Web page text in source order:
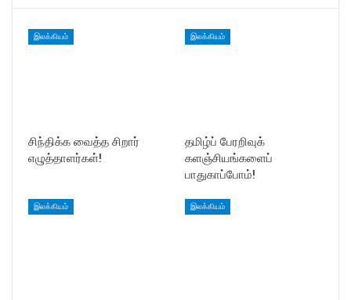
இலக்கியம்
சிந்திக்க வைத்த சிறார்
எழுத்தாளர்கள்!
இலக்கியம்
தமிழ்ப் பேரறிவுக்
களஞ்சியங்களைப்
பாதுகாப்போம்!
இலக்கியம் இலக்கியம்